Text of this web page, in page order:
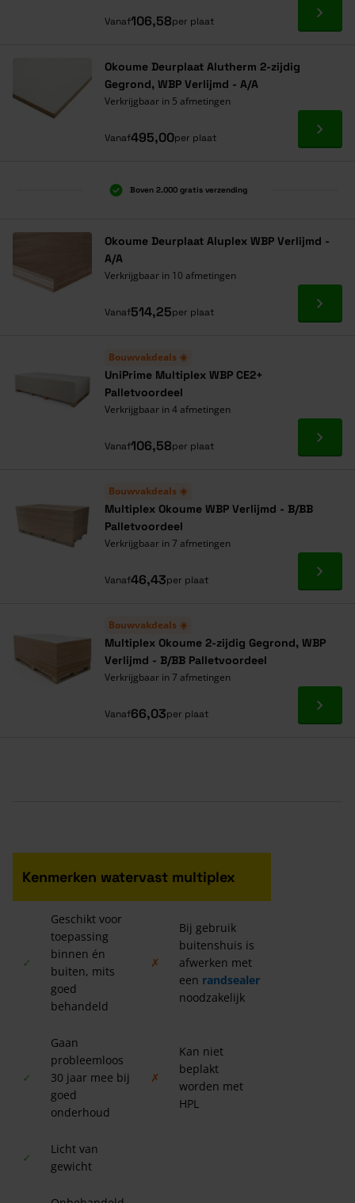
Vanaf106,58per plaat Ga
Okoume Deurplaat Alutherm 2-zijdig
Gegrond, WBP Verlijmd - A/A
Verkrijgbaar in 5 afmetingen
Vanaf495,00per plaat Ga
Boven 2.000 gratis verzending
Okoume Deurplaat Aluplex WBP Verlijmd -
A/A
Verkrijgbaar in 10 afmetingen
Vanaf514,25per plaat Ga
Bouwvakdeals ☀️
UniPrime Multiplex WBP CE2+
Palletvoordeel
Verkrijgbaar in 4 afmetingen
Vanaf106,58per plaat Ga
Bouwvakdeals ☀️
Multiplex Okoume WBP Verlijmd - B/BB
Palletvoordeel
Verkrijgbaar in 7 afmetingen
Vanaf46,43per plaat Ga
Bouwvakdeals ☀️
Multiplex Okoume 2-zijdig Gegrond, WBP
Verlijmd - B/BB Palletvoordeel
Verkrijgbaar in 7 afmetingen
Vanaf66,03per plaat Ga
Kenmerken watervast multiplex
✓
Geschikt voor
toepassing
binnen én
buiten, mits
goed
behandeld
✗
Bij gebruik
buitenshuis is
afwerken met
een randsealer
noodzakelijk
✓
Gaan
probleemloos
30 jaar mee bij
goed
onderhoud
✗
Kan niet
beplakt
worden met
HPL
✓
Licht van
gewicht